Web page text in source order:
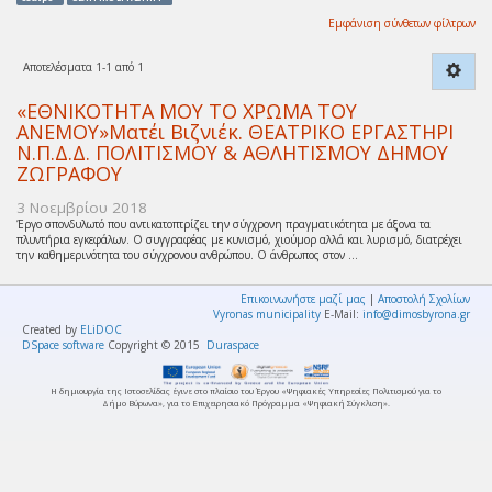
Εμφάνιση σύνθετων φίλτρων
Αποτελέσματα 1-1 από 1
«ΕΘΝΙΚΟΤΗΤΑ ΜΟΥ ΤΟ ΧΡΩΜΑ ΤΟΥ
ΑΝΕΜΟΥ»Ματέι Βιζνιέκ. ΘΕΑΤΡΙΚΟ ΕΡΓΑΣΤΗΡΙ
Ν.Π.Δ.Δ. ΠΟΛΙΤΙΣΜΟΥ & ΑΘΛΗΤΙΣΜΟΥ ΔΗΜΟΥ
ΖΩΓΡΑΦΟΥ
3 Νοεμβρίου 2018
Έργο σπονδυλωτό που αντικατοπτρίζει την σύγχρονη πραγματικότητα με άξονα τα
πλυντήρια εγκεφάλων. Ο συγγραφέας με κυνισμό, χιούμορ αλλά και λυρισμό, διατρέχει
την καθημερινότητα του σύγχρονου ανθρώπου. Ο άνθρωπος στον ...
Επικοινωνήστε μαζί μας | Αποστολή Σχολίων
Vyronas municipality E-Mail: info@dimosbyrona.gr
Created by ELiDOC
DSpace software Copyright © 2015 Duraspace
Η δημιουργία της Ιστοσελίδας έγινε στο πλαίσιο του Έργου «Ψηφιακές Υπηρεσίες Πολιτισμού για το
Δήμο Βύρωνα», για το Επιχειρησιακό Πρόγραμμα «Ψηφιακή Σύγκλιση».